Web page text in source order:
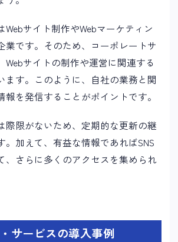
Webサイト制作やWebマーケティン
業です。そのため、コーポレートサ
Webサイトの制作や運営に関連する
ます。このように、自社の業務と関
を発信することがポイントです。
際限がないため、定期的な更新の継
。加えて、有益な情報であればSNS
、さらに多くのアクセスを集められ
サービスの導入事例